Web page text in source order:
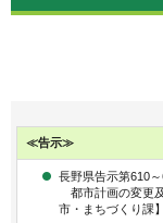
≪告示≫
長野県告示第610
都市計画の変更
市・まちづくり課】